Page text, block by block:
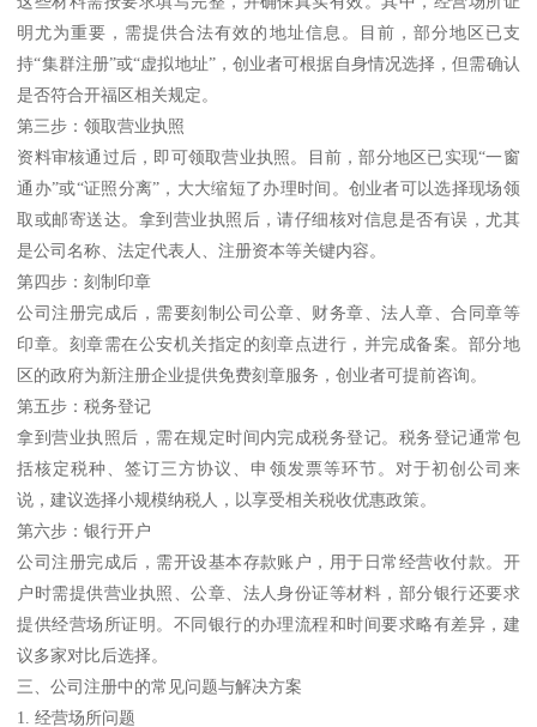
明尤为重要，需提供合法有效的地址信息。目前，部分地区已支
持“集群注册”或“虚拟地址”，创业者可根据自身情况选择，但需确认
是否符合开福区相关规定。
第三步：领取营业执照
资料审核通过后，即可领取营业执照。目前，部分地区已实现“一窗
通办”或“证照分离”，大大缩短了办理时间。创业者可以选择现场领
取或邮寄送达。拿到营业执照后，请仔细核对信息是否有误，尤其
是公司名称、法定代表人、注册资本等关键内容。
第四步：刻制印章
公司注册完成后，需要刻制公司公章、财务章、法人章、合同章等
印章。刻章需在公安机关指定的刻章点进行，并完成备案。部分地
区的政府为新注册企业提供免费刻章服务，创业者可提前咨询。
第五步：税务登记
拿到营业执照后，需在规定时间内完成税务登记。税务登记通常包
括核定税种、签订三方协议、申领发票等环节。对于初创公司来
说，建议选择小规模纳税人，以享受相关税收优惠政策。
第六步：银行开户
公司注册完成后，需开设基本存款账户，用于日常经营收付款。开
户时需提供营业执照、公章、法人身份证等材料，部分银行还要求
提供经营场所证明。不同银行的办理流程和时间要求略有差异，建
议多家对比后选择。
三、公司注册中的常见问题与解决方案
1. 经营场所问题